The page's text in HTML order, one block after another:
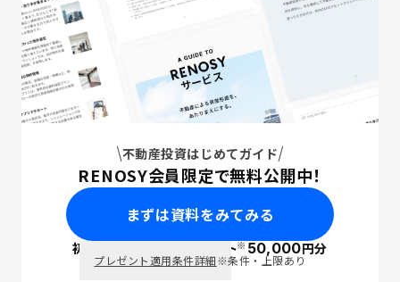
不動産投資はじめてガイド
RENOSY会員限定で無料公開中！
まずは資料をみてみる
初回面談で ポイント※50,000円分
プレゼント適用条件詳細※条件・上限あり